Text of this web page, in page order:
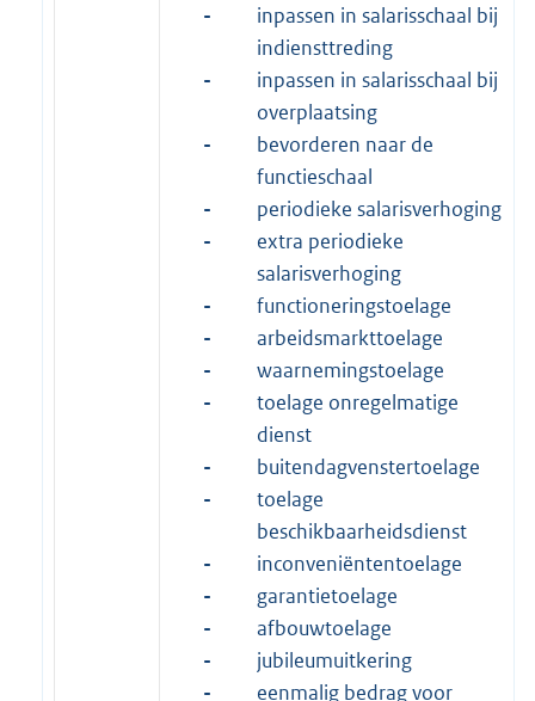
-
inpassen in salarisschaal bij
indiensttreding
-
inpassen in salarisschaal bij
overplaatsing
-
bevorderen naar de
functieschaal
-
periodieke salarisverhoging
-
extra periodieke
salarisverhoging
-
functioneringstoelage
-
arbeidsmarkttoelage
-
waarnemingstoelage
-
toelage onregelmatige
dienst
-
buitendagvenstertoelage
-
toelage
beschikbaarheidsdienst
-
inconveniëntentoelage
-
garantietoelage
-
afbouwtoelage
-
jubileumuitkering
-
eenmalig bedrag voor